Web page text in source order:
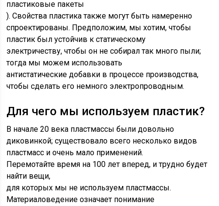
пластиковые пакеты
). Свойства пластика также могут быть намеренно
спроектированы. Предположим, мы хотим, чтобы
пластик был устойчив к статическому
электричеству, чтобы он не собирал так много пыли;
тогда мы можем использовать
антистатические добавки в процессе производства,
чтобы сделать его немного электропроводным.
Для чего мы используем пластик?
В начале 20 века пластмассы были довольно
диковинкой; существовало всего несколько видов
пластмасс и очень мало применений.
Перемотайте время на 100 лет вперед, и трудно будет
найти вещи,
для которых мы не используем пластмассы.
Материаловедение означает понимание